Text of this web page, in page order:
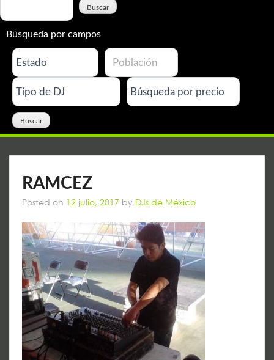
Búsqueda por campos
RAMCEZ
Posted on 12 julio, 2017 by DJs de México